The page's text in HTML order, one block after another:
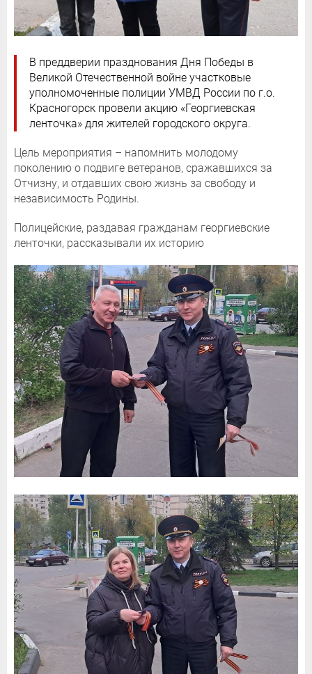
В преддверии празднования Дня Победы в
Великой Отечественной войне участковые
уполномоченные полиции УМВД России по г.о.
Красногорск провели акцию «Георгиевская
ленточка» для жителей городского округа.
Цель мероприятия – напомнить молодому
поколению о подвиге ветеранов, сражавшихся за
Отчизну, и отдавших свою жизнь за свободу и
независимость Родины.
Полицейские, раздавая гражданам георгиевские
ленточки, рассказывали их историю